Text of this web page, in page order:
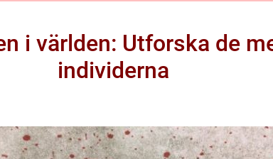
i världen: Utforska de
individerna